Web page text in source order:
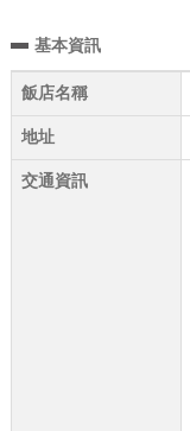
基本資訊
飯店名稱
地址
交通資訊